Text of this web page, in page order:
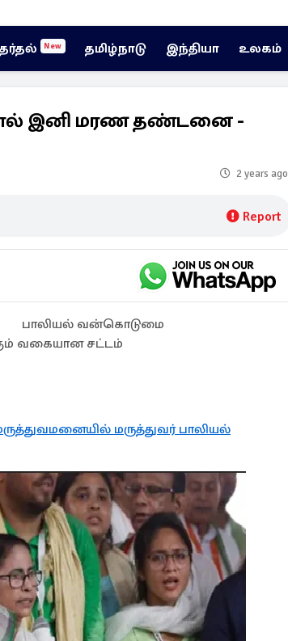
New தமிழ்நாடு இந்தியா உலகம்
இனி மரண தண்டனை -
2 years ago
Report
பாலியல் வன்கொடுமை
வகையான சட்டம்
மருத்துவர் பாலியல்